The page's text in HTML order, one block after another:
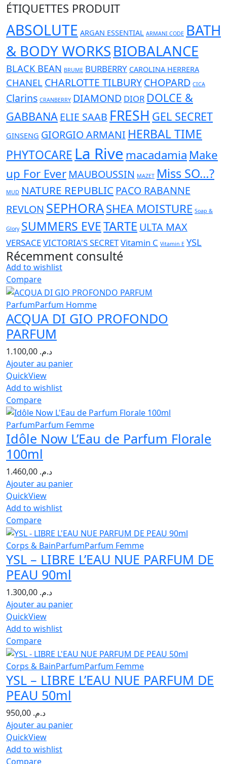
ÉTIQUETTES PRODUIT
ABSOLUTE ARGAN ESSENTIAL ARMANI CODE BATH
& BODY WORKSBIOBALANCE
BLACK BEAN BRUME BURBERRY CAROLINA HERRERA
CHANEL CHARLOTTE TILBURYCHOPARD CICA
Clarins CRANBERRY DIAMOND DIOR DOLCE &
GABBANA ELIE SAAB FRESH GEL SECRET
GINSENG GIORGIO ARMANI HERBAL TIME
PHYTOCARE La Rive macadamia Make
up For Ever MAUBOUSSIN MAZET Miss SO…?
MUD NATURE REPUBLIC PACO RABANNE
REVLON SEPHORASHEA MOISTURE Soap &
Glory SUMMERS EVETARTE ULTA MAX
VERSACEVICTORIA'S SECRETVitamin C Vitamin E YSL
Récemment consulté
Add to wishlist
Compare
ParfumParfum Homme
ACQUA DI GIO PROFONDO
PARFUM
د.م.
Ajouter au panier
QuickView
Add to wishlist
Compare
ParfumParfum Femme
Idôle Now L’Eau de Parfum Florale
100ml
د.م.
Ajouter au panier
QuickView
Add to wishlist
Compare
Corps & BainParfumParfum Femme
YSL – LIBRE L’EAU NUE PARFUM DE
PEAU 90ml
د.م.
Ajouter au panier
QuickView
Add to wishlist
Compare
Corps & BainParfumParfum Femme
YSL – LIBRE L’EAU NUE PARFUM DE
PEAU 50ml
د.م.
Ajouter au panier
QuickView
Add to wishlist
Compare